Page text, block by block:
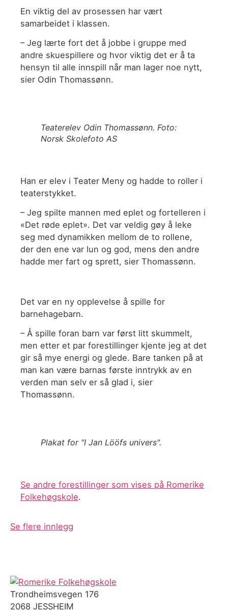
En viktig del av prosessen har vært
samarbeidet i klassen.
– Jeg lærte fort det å jobbe i gruppe med
andre skuespillere og hvor viktig det er å ta
hensyn til alle innspill når man lager noe nytt,
sier Odin Thomassønn.
Teaterelev Odin Thomassønn. Foto:
Norsk Skolefoto AS
Han er elev i Teater Meny og hadde to roller i
teaterstykket.
– Jeg spilte mannen med eplet og fortelleren i
«Det røde eplet». Det var veldig gøy å leke
seg med dynamikken mellom de to rollene,
der den ene var lun og god, mens den andre
hadde mer fart og sprett, sier Thomassønn.
Det var en ny opplevelse å spille for
barnehagebarn.
– Å spille foran barn var først litt skummelt,
men etter et par forestillinger kjente jeg at det
gir så mye energi og glede. Bare tanken på at
man kan være barnas første inntrykk av en
verden man selv er så glad i, sier
Thomassønn.
Plakat for "I Jan Lööfs univers".
Se andre forestillinger som vises på Romerike
Folkehøgskole.
Se flere innlegg
Trondheimsvegen 176
2068 JESSHEIM